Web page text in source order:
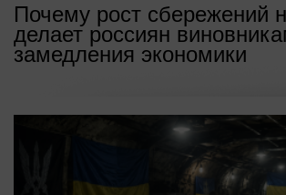
Почему рост сбережений
делает россиян
замедления экономики